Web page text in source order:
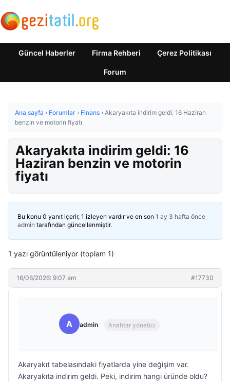
Güncel Haberler Firma Rehberi Çerez Politikası
Forum
Ana sayfa › Forumlar › Finans › Akaryakıta indirim geldi: 16 Haziran
benzin ve motorin fiyatı
Akaryakıta indirim geldi: 16
Haziran benzin ve motorin
fiyatı
Bu konu 0 yanıt içerir, 1 izleyen vardır ve en son 1 ay 3 hafta önce
admin tarafından güncellenmiştir.
1 yazı görüntüleniyor (toplam 1)
16/06/2026: 9:07 am #17730
A admin Anahtar yönetici
Akaryakıt tabelasındaki fiyatlarda yine değişim var.
Akaryakıta indirim geldi. Peki, indirim hangi üründe oldu?